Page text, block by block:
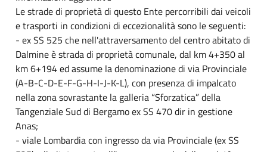
Le strade di proprietà di questo Ente percorribili dai veicoli
e trasporti in condizioni di eccezionalità sono le seguenti:
- ex SS 525 che nell'attraversamento del centro abitato di
Dalmine è strada di proprietà comunale, dal km 4+350 al
km 6+194 ed assume la denominazione di via Provinciale
(A-B-C-D-E-F-G-H-I-J-K-L), con presenza di impalcato
nella zona sovrastante la galleria “Sforzatica” della
Tangenziale Sud di Bergamo ex SS 470 dir in gestione
Anas;
- viale Lombardia con ingresso da via Provinciale (ex SS